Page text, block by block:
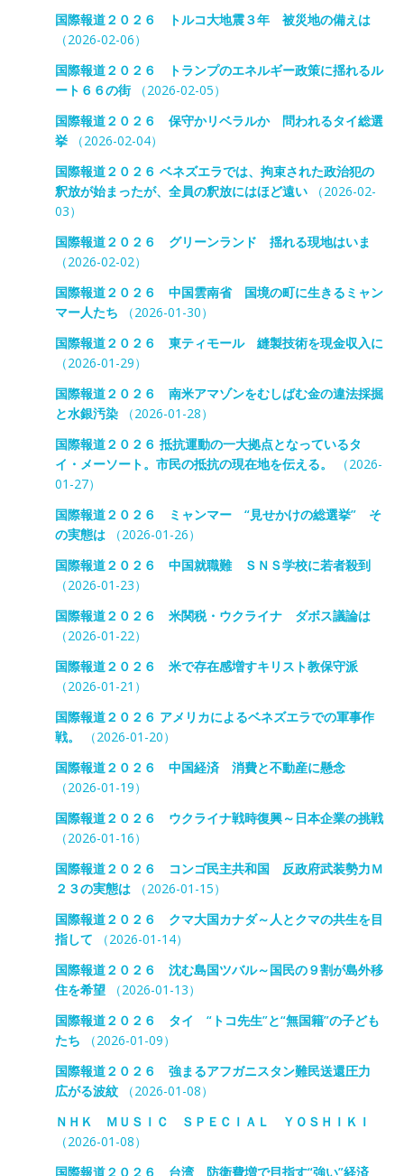
国際報道２０２６ トルコ大地震３年 被災地の備えは
（2026-02-06）
国際報道２０２６ トランプのエネルギー政策に揺れるル
ート６６の街（2026-02-05）
国際報道２０２６ 保守かリベラルか 問われるタイ総選
挙（2026-02-04）
国際報道２０２６ ベネズエラでは、拘束された政治犯の
釈放が始まったが、全員の釈放にはほど遠い（2026-02-
03）
国際報道２０２６ グリーンランド 揺れる現地はいま
（2026-02-02）
国際報道２０２６ 中国雲南省 国境の町に生きるミャン
マー人たち （2026-01-30）
国際報道２０２６ 東ティモール 縫製技術を現金収入に
（2026-01-29）
国際報道２０２６ 南米アマゾンをむしばむ金の違法採掘
と水銀汚染（2026-01-28）
国際報道２０２６ 抵抗運動の一大拠点となっているタ
イ・メーソート。市民の抵抗の現在地を伝える。
（2026-
01-27）
国際報道２０２６ ミャンマー “見せかけの総選挙” そ
の実態は（2026-01-26）
国際報道２０２６ 中国就職難 ＳＮＳ学校に若者殺到
（2026-01-23）
国際報道２０２６ 米関税・ウクライナ ダボス議論は
（2026-01-22）
国際報道２０２６ 米で存在感増すキリスト教保守派
（2026-01-21）
国際報道２０２６ アメリカによるベネズエラでの軍事作
戦。
（2026-01-20）
国際報道２０２６ 中国経済 消費と不動産に懸念
（2026-01-19）
国際報道２０２６ ウクライナ戦時復興～日本企業の挑戦
（2026-01-16）
国際報道２０２６ コンゴ民主共和国 反政府武装勢力Ｍ
２３の実態は（2026-01-15）
国際報道２０２６ クマ大国カナダ～人とクマの共生を目
指して （2026-01-14）
国際報道２０２６ 沈む島国ツバル～国民の９割が島外移
住を希望（2026-01-13）
国際報道２０２６ タイ “トコ先生”と“無国籍”の子ども
たち （2026-01-09）
国際報道２０２６ 強まるアフガニスタン難民送還圧力
広がる波紋（2026-01-08）
ＮＨＫ ＭＵＳＩＣ ＳＰＥＣＩＡＬ ＹＯＳＨＩＫＩ
（2026-01-08）
国際報道２０２６ 台湾 防衛費増で目指す“強い”経済